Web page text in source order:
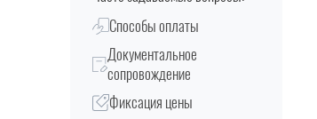
Способы оплаты
Документальное
сопровождение
Фиксация цены